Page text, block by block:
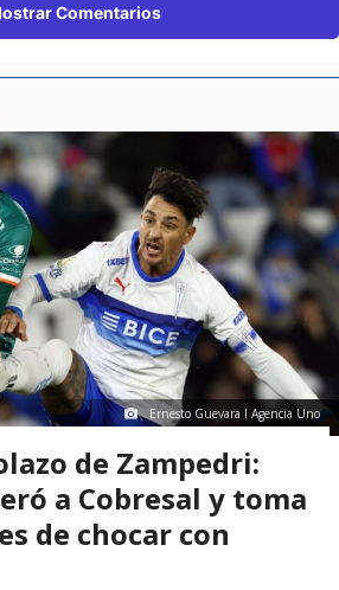
Comentarios
Ernesto Guevara I Agencia Uno
de Zampedri:
a Cobresal y toma
de chocar con